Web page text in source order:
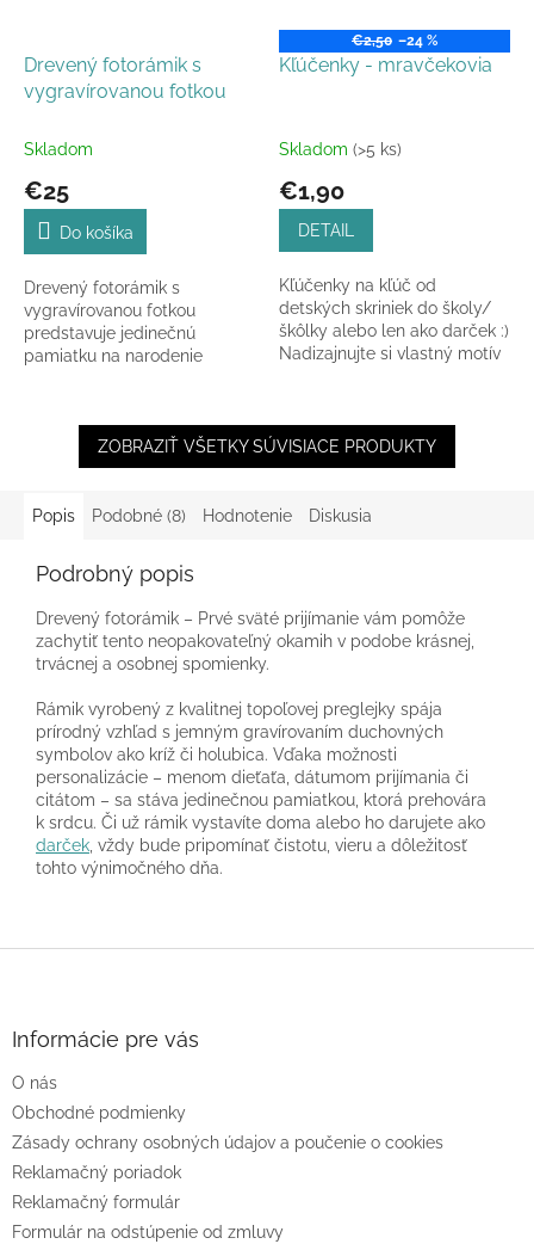
Drevený fotorámik s
vygravírovanou fotkou
Skladom
€25
Do košíka
Drevený fotorámik s
vygravírovanou fotkou
predstavuje jedinečnú
pamiatku na narodenie
vytvoríme precízny...
€2,50 –24 %
Kľúčenky - mravčekovia
Skladom (>5 ks)
€1,90
DETAIL
Kľúčenky na kľúč od
detských skriniek do školy/
škôlky alebo len ako darček :)
Nadizajnujte si vlastný motív
ZOBRAZIŤ VŠETKY SÚVISIACE PRODUKTY
Popis Podobné (8) Hodnotenie Diskusia
Podrobný popis
Drevený fotorámik – Prvé sväté prijímanie vám pomôže
zachytiť tento neopakovateľný okamih v podobe krásnej,
trvácnej a osobnej spomienky.
Rámik vyrobený z kvalitnej topoľovej preglejky spája
prírodný vzhľad s jemným gravírovaním duchovných
symbolov ako kríž či holubica. Vďaka možnosti
personalizácie – menom dieťaťa, dátumom prijímania či
citátom – sa stáva jedinečnou pamiatkou, ktorá prehovára
k srdcu. Či už rámik vystavíte doma alebo ho darujete ako
darček, vždy bude pripomínať čistotu, vieru a dôležitosť
tohto výnimočného dňa.
e
Informácie pre vás
O nás
Obchodné podmienky
Zásady ochrany osobných údajov a poučenie o cookies
Reklamačný poriadok
Reklamačný formulár
Formulár na odstúpenie od zmluvy